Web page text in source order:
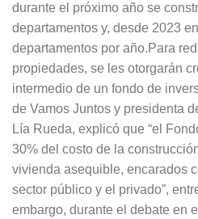
durante el próximo año se
departamentos y, desde 2023
departamentos por año.Para
propiedades, se les otorgarán
intermedio de un fondo de
de Vamos Juntos y presidenta
Lía Rueda, explicó que “el
30% del costo de la
vivienda asequible, encarados
sector público y el privado”,
embargo, durante el debate en